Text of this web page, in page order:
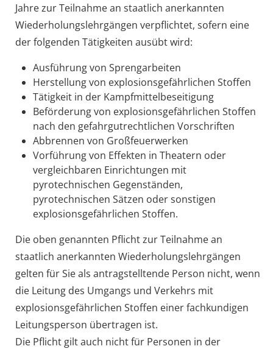
Jahre zur Teilnahme an staatlich anerkannten
Wiederholungslehrgängen verpflichtet, sofern eine
der folgenden Tätigkeiten ausübt wird:
Ausführung von Sprengarbeiten
Herstellung von explosionsgefährlichen Stoffen
Tätigkeit in der Kampfmittelbeseitigung
Beförderung von explosionsgefährlichen Stoffen
nach den gefahrgutrechtlichen Vorschriften
Abbrennen von Großfeuerwerken
Vorführung von Effekten in Theatern oder
vergleichbaren Einrichtungen mit
pyrotechnischen Gegenständen,
pyrotechnischen Sätzen oder sonstigen
explosionsgefährlichen Stoffen.
Die oben genannten Pflicht zur Teilnahme an
staatlich anerkannten Wiederholungslehrgängen
gelten für Sie als antragstelltende Person nicht, wenn
die Leitung des Umgangs und Verkehrs mit
explosionsgefährlichen Stoffen einer fachkundigen
Leitungsperson übertragen ist.
Die Pflicht gilt auch nicht für Personen in der